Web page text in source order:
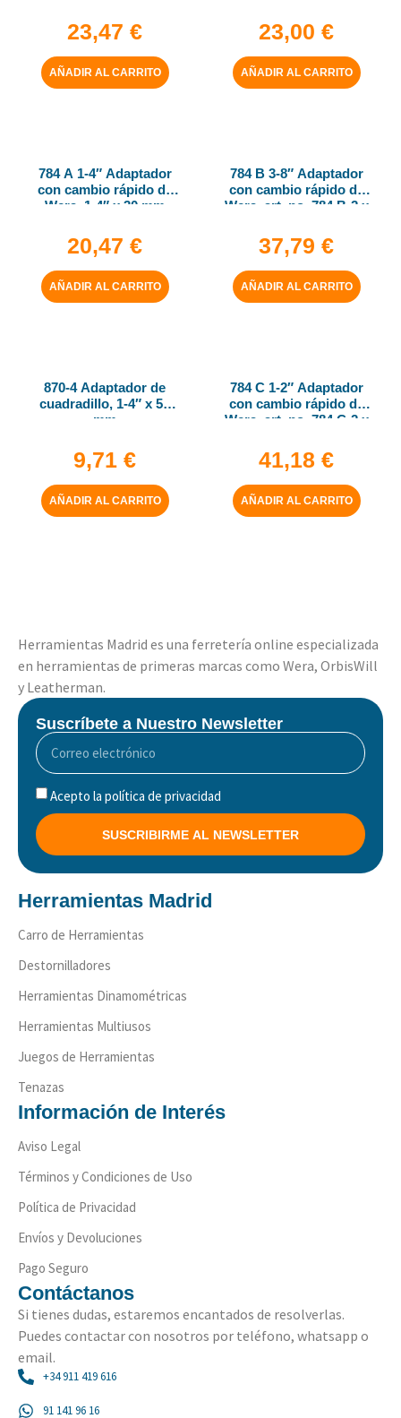
23,47 €
AÑADIR AL CARRITO
23,00 €
AÑADIR AL CARRITO
784 A 1-4″ Adaptador
con cambio rápido de
Wera, 1-4″ x 30 mm
20,47 €
AÑADIR AL CARRITO
784 B 3-8″ Adaptador
con cambio rápido de
Wera, art. no. 784 B-2 x
37,79 €
AÑADIR AL CARRITO
870-4 Adaptador de
cuadradillo, 1-4″ x 50
mm
9,71 €
AÑADIR AL CARRITO
784 C 1-2″ Adaptador
con cambio rápido de
Wera, art. no. 784 C-2 x
41,18 €
AÑADIR AL CARRITO
Herramientas Madrid es una ferretería online especializada
en herramientas de primeras marcas como Wera, OrbisWill
y Leatherman.
Suscríbete a Nuestro Newsletter
Acepto la política de privacidad
SUSCRIBIRME AL NEWSLETTER
Herramientas Madrid
Carro de Herramientas
Destornilladores
Herramientas Dinamométricas
Herramientas Multiusos
Juegos de Herramientas
Tenazas
Información de Interés
Aviso Legal
Términos y Condiciones de Uso
Política de Privacidad
Envíos y Devoluciones
Pago Seguro
Contáctanos
Si tienes dudas, estaremos encantados de resolverlas.
Puedes contactar con nosotros por teléfono, whatsapp o
email.
+34 911 419 616
91 141 96 16